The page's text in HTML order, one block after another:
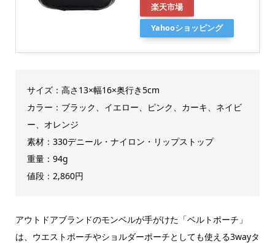
楽天市場
Yahooショッピング
サイズ：高さ13×幅16×奥行き5cm
カラー：ブラック、イエロー、ピンク、カーキ、ネイビ
ー、オレンジ
素材：330デニール・ナイロン・リップストップ
重量：94g
値段：2,860円
アウトドアブランドのモンベルが手がけた「ベルトポーチ」
は、ウエストポーチやショルダーポーチとしても使える3wayタ